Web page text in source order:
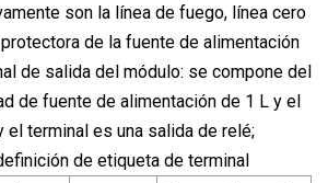
son la línea de fuego, línea cero
de la fuente de alimentación
de salida del módulo: se compone del
de fuente de alimentación de 1 L y el
el terminal es una salida de relé;
de etiqueta de terminal